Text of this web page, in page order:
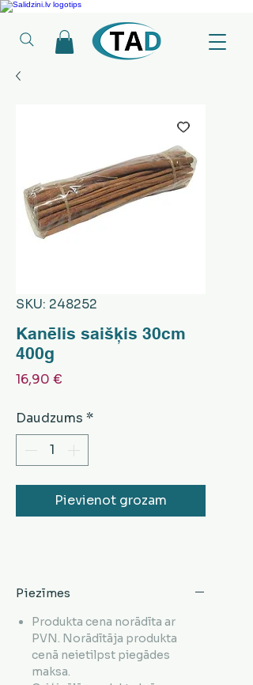
Ledusskapji, Sadzīves tehnika, Smaržas,
SKU: 248252
Kanēlis saišķis 30cm
400g
16,90 €
Daudzums *
Pievienot grozam
Piezīmes
Produkta cena norādīta ar
PVN. Norādītāja produkta
cenā neietilpst piegādes
maksa.